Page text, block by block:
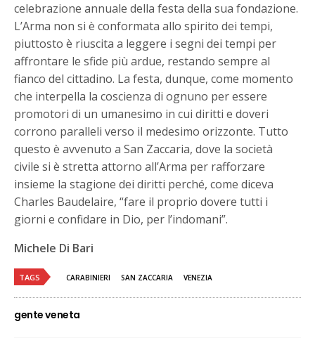
celebrazione annuale della festa della sua fondazione.
L’Arma non si è conformata allo spirito dei tempi,
piuttosto è riuscita a leggere i segni dei tempi per
affrontare le sfide più ardue, restando sempre al
fianco del cittadino. La festa, dunque, come momento
che interpella la coscienza di ognuno per essere
promotori di un umanesimo in cui diritti e doveri
corrono paralleli verso il medesimo orizzonte. Tutto
questo è avvenuto a San Zaccaria, dove la società
civile si è stretta attorno all’Arma per rafforzare
insieme la stagione dei diritti perché, come diceva
Charles Baudelaire, “fare il proprio dovere tutti i
giorni e confidare in Dio, per l’indomani”.
Michele Di Bari
TAGS CARABINIERI SAN ZACCARIA VENEZIA
gente veneta